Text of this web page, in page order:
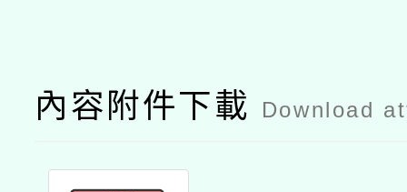
內容附件下載 Download